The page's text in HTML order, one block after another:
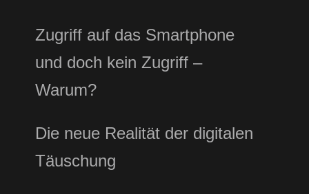
Zugriff auf das Smartphone
und doch kein Zugriff –
Warum?
Die neue Realität der digitalen
Täuschung